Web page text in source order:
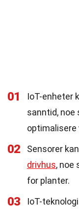
01
IoT-enheter
sanntid, noe
optimalisere
02
Sensorer
drivhus, noe
for planter.
03
IoT-